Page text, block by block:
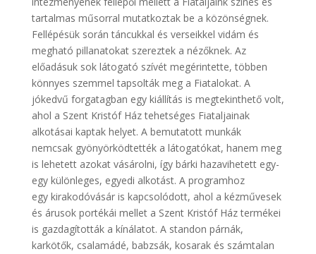
tartalmas műsorral mutatkoztak be a közönségnek.
Fellépésük során táncukkal és verseikkel vidám és
megható pillanatokat szereztek a nézőknek. Az
előadásuk sok látogató szívét megérintette, többen
könnyes szemmel tapsolták meg a Fiatalokat. A
jókedvű forgatagban egy kiállítás is megtekinthető volt,
ahol a Szent Kristóf Ház tehetséges Fiataljainak
alkotásai kaptak helyet. A bemutatott munkák
nemcsak gyönyörködtették a látogatókat, hanem meg
is lehetett azokat vásárolni, így bárki hazavihetett egy-
egy különleges, egyedi alkotást. A programhoz
egy kirakodóvásár is kapcsolódott, ahol a kézművesek
és árusok portékái mellet a Szent Kristóf Ház termékei
is gazdagították a kínálatot. A standon párnák,
karkötők, csalamádé, babzsák, kosarak és számtalan